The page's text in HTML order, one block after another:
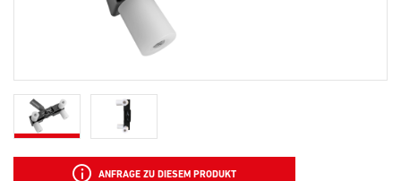
ANFRAGE ZU DIESEM PRODUKT